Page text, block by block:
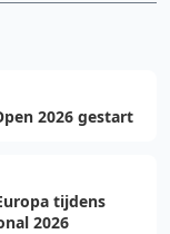
2026 gestart
tijdens
2026